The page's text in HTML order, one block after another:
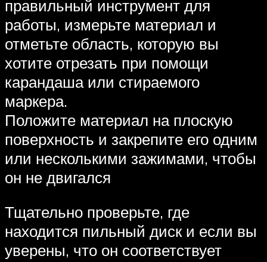
правильный инструмент для
работы, измерьте материал и
отметьте область, которую вы
хотите отрезать при помощи
карандаша или стираемого
маркера.
Положите материал на плоскую
поверхность и закрепите его одним
или несколькими зажимами, чтобы
он не двигался
Тщательно проверьте, где
находится пильный диск и если вы
уверены, что он соответствует